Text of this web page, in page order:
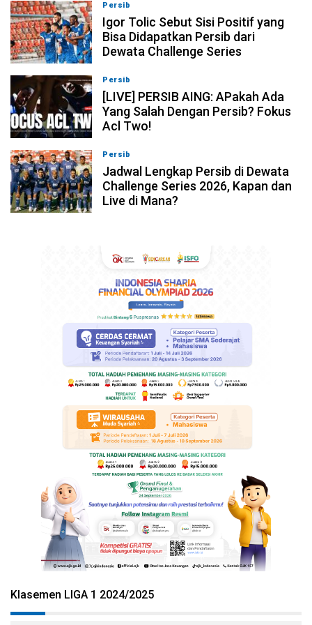
Persib
Igor Tolic Sebut Sisi Positif yang
Bisa Didapatkan Persib dari
Dewata Challenge Series
Persib
[LIVE] PERSIB AING: APakah Ada
Yang Salah Dengan Persib? Fokus
Acl Two!
Persib
Jadwal Lengkap Persib di Dewata
Challenge Series 2026, Kapan dan
Live di Mana?
Klasemen LIGA 1 2024/2025